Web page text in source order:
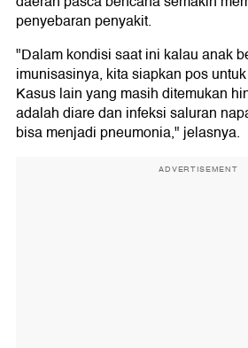
penyebaran penyakit.
"Dalam kondisi saat ini kalau anak
imunisasinya, kita siapkan pos
Kasus lain yang masih ditemukan
adalah diare dan infeksi saluran
bisa menjadi pneumonia," jelasnya.
ADVERTISEMENT